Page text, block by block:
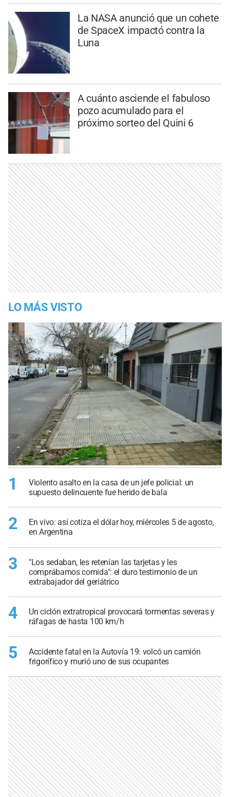
La NASA anunció que un cohete
de SpaceX impactó contra la
Luna
A cuánto asciende el fabuloso
pozo acumulado para el
próximo sorteo del Quini 6
LO MÁS VISTO
1
Violento asalto en la casa de un jefe policial: un
supuesto delincuente fue herido de bala
2
En vivo: así cotiza el dólar hoy, miércoles 5 de agosto,
en Argentina
3
"Los sedaban, les retenían las tarjetas y les
comprábamos comida": el duro testimonio de un
extrabajador del geriátrico
4
Un ciclón extratropical provocará tormentas severas y
ráfagas de hasta 100 km/h
5
Accidente fatal en la Autovía 19: volcó un camión
frigorífico y murió uno de sus ocupantes